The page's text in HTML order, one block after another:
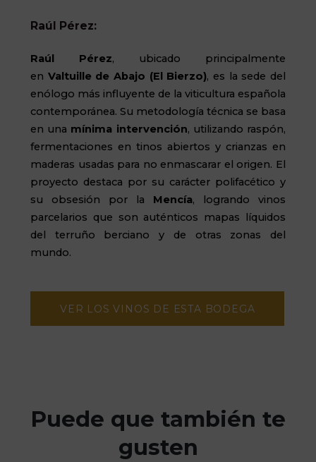
Raúl Pérez:
Raúl Pérez, ubicado principalmente
en Valtuille de Abajo (El Bierzo), es la sede del
enólogo más influyente de la viticultura española
contemporánea. Su metodología técnica se basa
en una mínima intervención, utilizando raspón,
fermentaciones en tinos abiertos y crianzas en
maderas usadas para no enmascarar el origen. El
proyecto destaca por su carácter polifacético y
su obsesión por la Mencía, logrando vinos
parcelarios que son auténticos mapas líquidos
del terruño berciano y de otras zonas del
mundo.
VER LOS VINOS DE ESTA BODEGA
Puede que también te
gusten